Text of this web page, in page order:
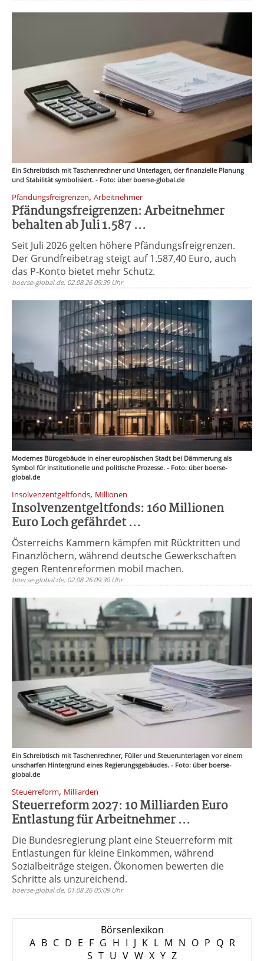
Ein Schreibtisch mit Taschenrechner und Unterlagen, der finanzielle Planung
und Stabilität symbolisiert. - Foto: über boerse-global.de
Pfändungsfreigrenzen, Arbeitnehmer
Pfändungsfreigrenzen: Arbeitnehmer
behalten ab Juli 1.587 ...
Seit Juli 2026 gelten höhere Pfändungsfreigrenzen.
Der Grundfreibetrag steigt auf 1.587,40 Euro, auch
das P-Konto bietet mehr Schutz.
boerse-global.de, 02.08.26 09:39 Uhr
Modernes Bürogebäude in einer europäischen Stadt bei Dämmerung als
Symbol für institutionelle und politische Prozesse. - Foto: über boerse-
global.de
Insolvenzentgeltfonds, Millionen
Insolvenzentgeltfonds: 160 Millionen
Euro Loch gefährdet ...
Österreichs Kammern kämpfen mit Rücktritten und
Finanzlöchern, während deutsche Gewerkschaften
gegen Rentenreformen mobil machen.
boerse-global.de, 02.08.26 09:30 Uhr
Ein Schreibtisch mit Taschenrechner, Füller und Steuerunterlagen vor einem
unscharfen Hintergrund eines Regierungsgebäudes. - Foto: über boerse-
global.de
Steuerreform, Milliarden
Steuerreform 2027: 10 Milliarden Euro
Entlastung für Arbeitnehmer ...
Die Bundesregierung plant eine Steuerreform mit
Entlastungen für kleine Einkommen, während
Sozialbeiträge steigen. Ökonomen bewerten die
Schritte als unzureichend.
boerse-global.de, 01.08.26 05:09 Uhr
Börsenlexikon
A B C D E F G H I J K L M N O P Q R
S T U V W X Y Z